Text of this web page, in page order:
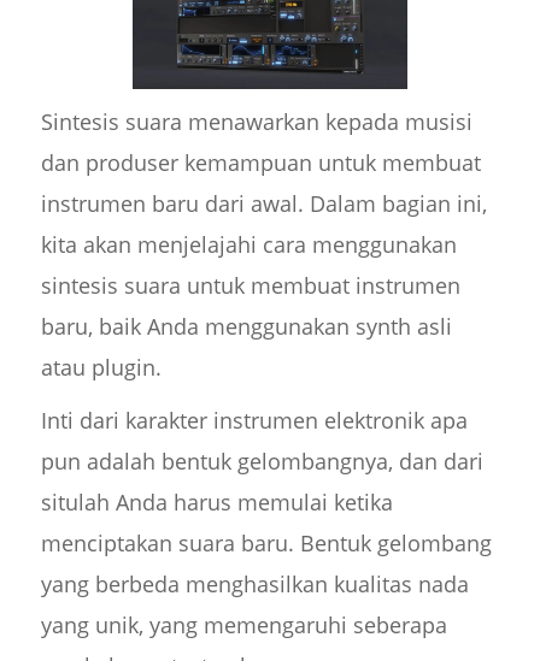
Sintesis suara menawarkan kepada musisi
dan produser kemampuan untuk membuat
instrumen baru dari awal. Dalam bagian ini,
kita akan menjelajahi cara menggunakan
sintesis suara untuk membuat instrumen
baru, baik Anda menggunakan synth asli
atau plugin.
Inti dari karakter instrumen elektronik apa
pun adalah bentuk gelombangnya, dan dari
situlah Anda harus memulai ketika
menciptakan suara baru. Bentuk gelombang
yang berbeda menghasilkan kualitas nada
yang unik, yang memengaruhi seberapa